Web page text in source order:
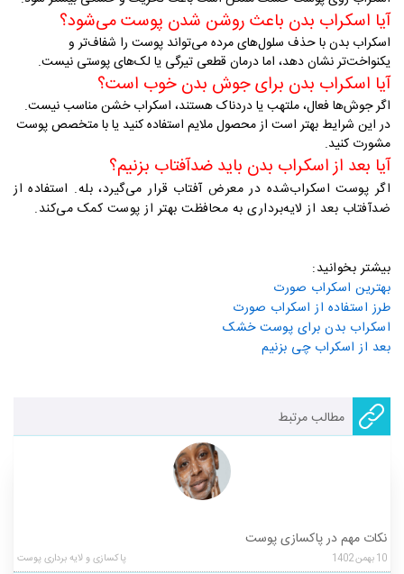
آیا اسکراب بدن باعث روشن شدن پوست می‌شود؟
اسکراب بدن با حذف سلول‌های مرده می‌تواند پوست را شفاف‌تر و
یکنواخت‌تر نشان دهد، اما درمان قطعی تیرگی یا لک‌های پوستی نیست.
آیا اسکراب بدن برای جوش بدن خوب است؟
اگر جوش‌ها فعال، ملتهب یا دردناک هستند، اسکراب خشن مناسب نیست.
در این شرایط بهتر است از محصول ملایم استفاده کنید یا با متخصص پوست
مشورت کنید.
آیا بعد از اسکراب بدن باید ضدآفتاب بزنیم؟
اگر پوست اسکراب‌شده در معرض آفتاب قرار می‌گیرد، بله. استفاده از
ضدآفتاب بعد از لایه‌برداری به محافظت بهتر از پوست کمک می‌کند.
بیشتر بخوانید:
بهترین اسکراب صورت
طرز استفاده از اسکراب صورت
اسکراب بدن برای پوست خشک
بعد از اسکراب چی بزنیم
مطالب مرتبط
نکات مهم در پاکسازی پوست
10بهمن1402 پاکسازی و لایه برداری پوست